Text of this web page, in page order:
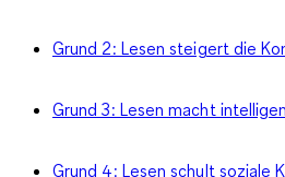
Grund 2: Lesen steigert die
Grund 3: Lesen macht
Grund 4: Lesen schult soziale